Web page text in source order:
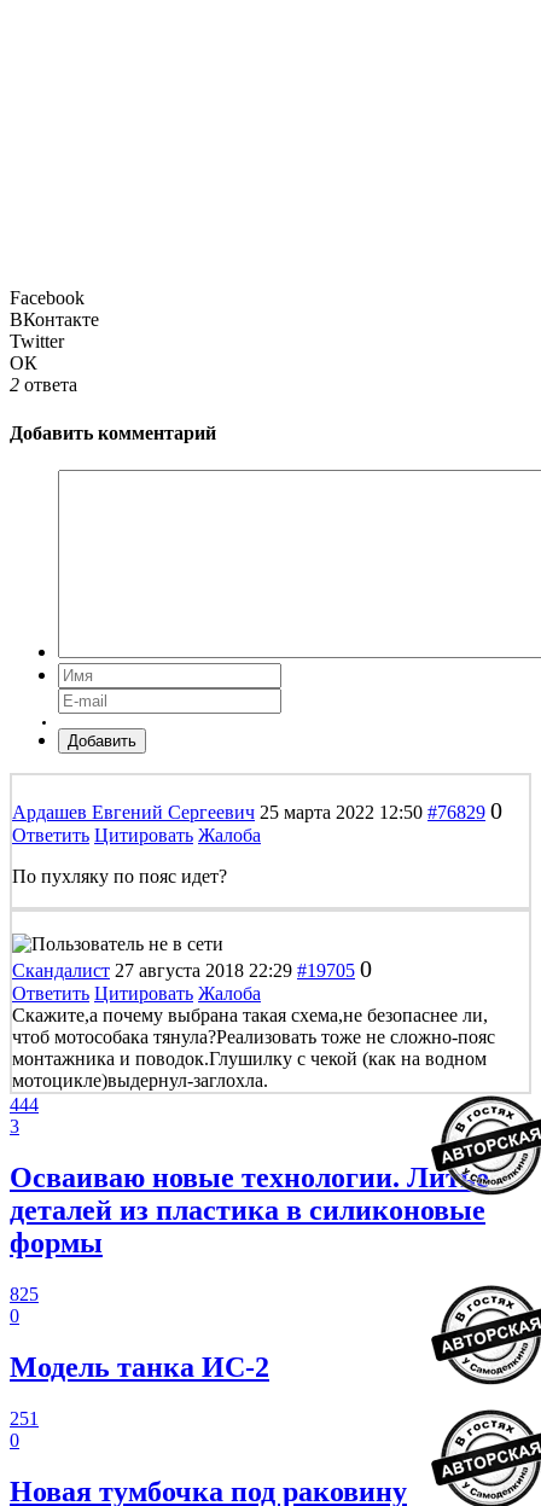
Facebook
ВКонтакте
Twitter
ОК
2 ответа
Добавить комментарий
Добавить
Ардашев Евгений Сергеевич 25 марта 2022 12:50 #76829 0
Ответить Цитировать Жалоба
По пухляку по пояс идет?
Скандалист 27 августа 2018 22:29 #19705 0
Ответить Цитировать Жалоба
Скажите,а почему выбрана такая схема,не безопаснее ли,
чтоб мотособака тянула?Реализовать тоже не сложно-пояс
монтажника и поводок.Глушилку с чекой (как на водном
мотоцикле)выдернул-заглохла.
444
3
Осваиваю новые технологии. Литье
деталей из пластика в силиконовые
формы
825
0
Модель танка ИС-2
251
0
Новая тумбочка под раковину